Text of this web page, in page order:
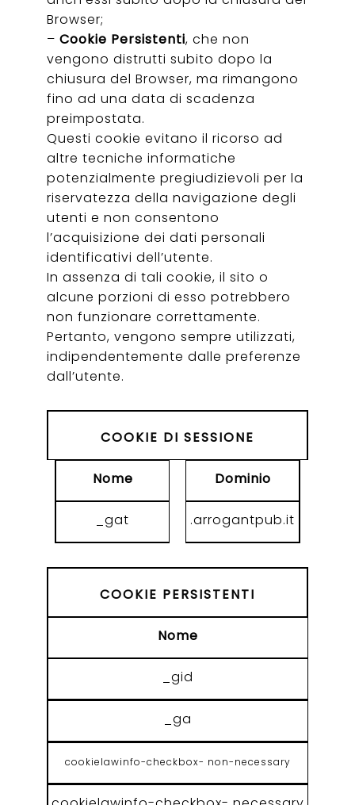
Browser;
– Cookie Persistenti, che non
vengono distrutti subito dopo la
chiusura del Browser, ma rimangono
fino ad una data di scadenza
preimpostata.
Questi cookie evitano il ricorso ad
altre tecniche informatiche
potenzialmente pregiudizievoli per la
riservatezza della navigazione degli
utenti e non consentono
l’acquisizione dei dati personali
identificativi dell’utente.
In assenza di tali cookie, il sito o
alcune porzioni di esso potrebbero
non funzionare correttamente.
Pertanto, vengono sempre utilizzati,
indipendentemente dalle preferenze
dall’utente.
COOKIE DI SESSIONE
Nome
_gat
Dominio
.arrogantpub.it
COOKIE PERSISTENTI
Nome
_gid
_ga
cookielawinfo-checkbox- non-necessary